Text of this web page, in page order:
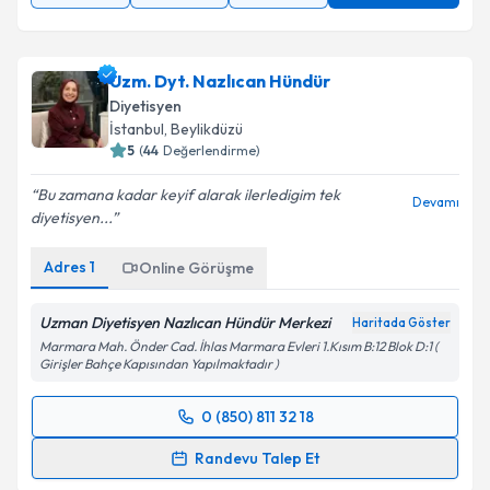
Uzm. Dyt. Nazlıcan Hündür
Diyetisyen
İstanbul , Beylikdüzü
5 (44 Değerlendirme)
Bu zamana kadar keyif alarak ilerledigim tek
diyetisyen...
Devamı
Adres 1 Online Görüşme
Uzman Diyetisyen Nazlıcan Hündür Merkezi Haritada Göster
Marmara Mah. Önder Cad. İhlas Marmara Evleri 1.Kısım B:12 Blok D:1 (
Girişler Bahçe Kapısından Yapılmaktadır )
0 (850) 811 32 18
Randevu Talep Et
Randevu Takvimi Talebi